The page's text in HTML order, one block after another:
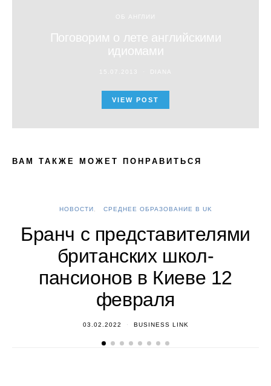
ОБ АНГЛИИ
Поговорим о лете английскими
идиомами
15.07.2013 DIANA
VIEW POST
ВАМ ТАКЖЕ МОЖЕТ ПОНРАВИТЬСЯ
НОВОСТИ СРЕДНЕЕ ОБРАЗОВАНИЕ В UK
Бранч с представителями
британских школ-
пансионов в Киеве 12
февраля
03.02.2022 BUSINESS LINK